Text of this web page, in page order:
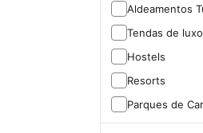
Aldeamentos
Tendas de luxo
Hostels
Resorts
Parques de